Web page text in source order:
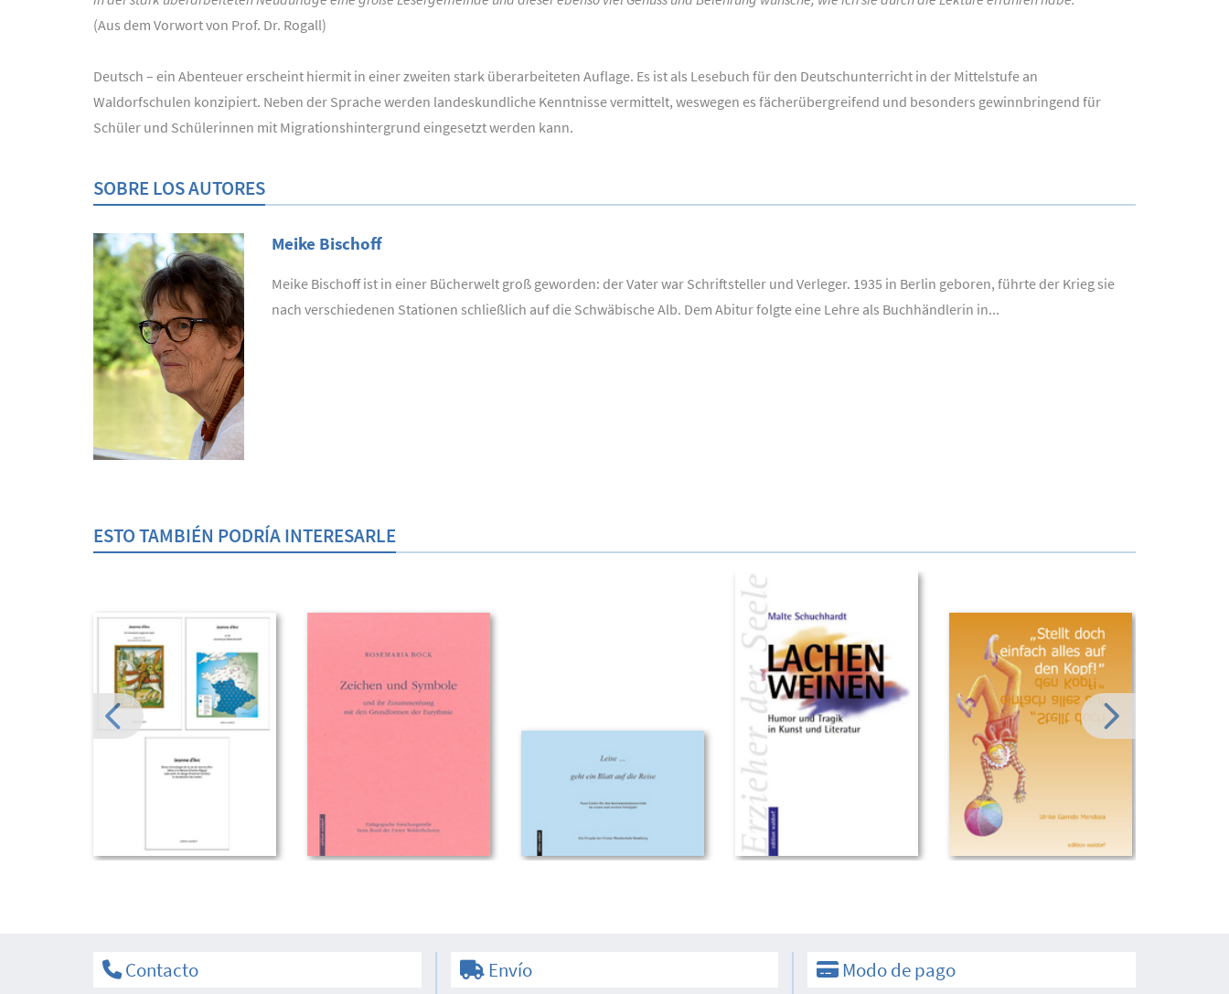
(Aus dem Vorwort von Prof. Dr. Rogall)
Deutsch – ein Abenteuer erscheint hiermit in einer zweiten stark überarbeiteten Auflage. Es ist als Lesebuch für den Deutschunterricht in der Mittelstufe an
Waldorfschulen konzipiert. Neben der Sprache werden landeskundliche Kenntnisse vermittelt, weswegen es fächerübergreifend und besonders gewinnbringend für
Schüler und Schülerinnen mit Migrationshintergrund eingesetzt werden kann.
SOBRE LOS AUTORES
Meike Bischoff
Meike Bischoff ist in einer Bücherwelt groß geworden: der Vater war Schriftsteller und Verleger. 1935 in Berlin geboren, führte der Krieg sie
nach verschiedenen Stationen schließlich auf die Schwäbische Alb. Dem Abitur folgte eine Lehre als Buchhändlerin in...
ESTO TAMBIÉN PODRÍA INTERESARLE
Contacto Envío Modo de pago